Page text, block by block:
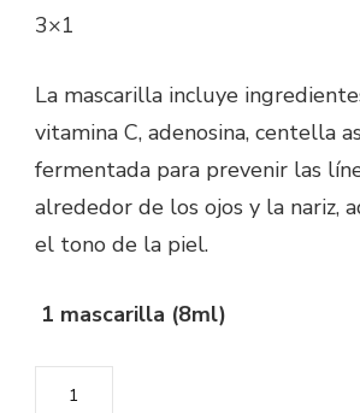
3×1
La mascarilla incluye
vitamina C, adenosina, centella
fermentada para prevenir las
alrededor de los ojos y la nariz,
el tono de la piel.
1 mascarilla (8ml)